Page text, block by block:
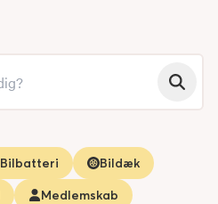
Bilbatteri
Bildæk
Medlemskab